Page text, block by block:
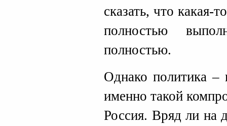
сказать, что какая-
полностью
полностью.
Однако политика –
именно такой
Россия. Вряд ли на